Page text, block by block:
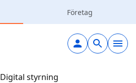
Företag
Digital styrning